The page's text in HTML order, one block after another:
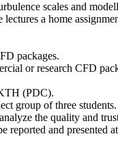
scales and
a home
packages.
or research CFD
(PDC).
group of three
the quality and
reported and presented